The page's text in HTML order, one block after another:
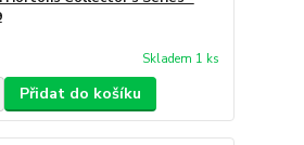
Skladem 1 ks
Přidat do košíku